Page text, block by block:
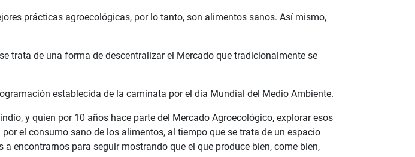
prácticas agroecológicas, por lo tanto, son alimentos sanos. Así mismo,
trata de una forma de descentralizar el Mercado que tradicionalmente se
establecida de la caminata por el día Mundial del Medio Ambiente.
y quien por 10 años hace parte del Mercado Agroecológico, explorar esos
el consumo sano de los alimentos, al tiempo que se trata de un espacio
encontrarnos para seguir mostrando que el que produce bien, come bien,